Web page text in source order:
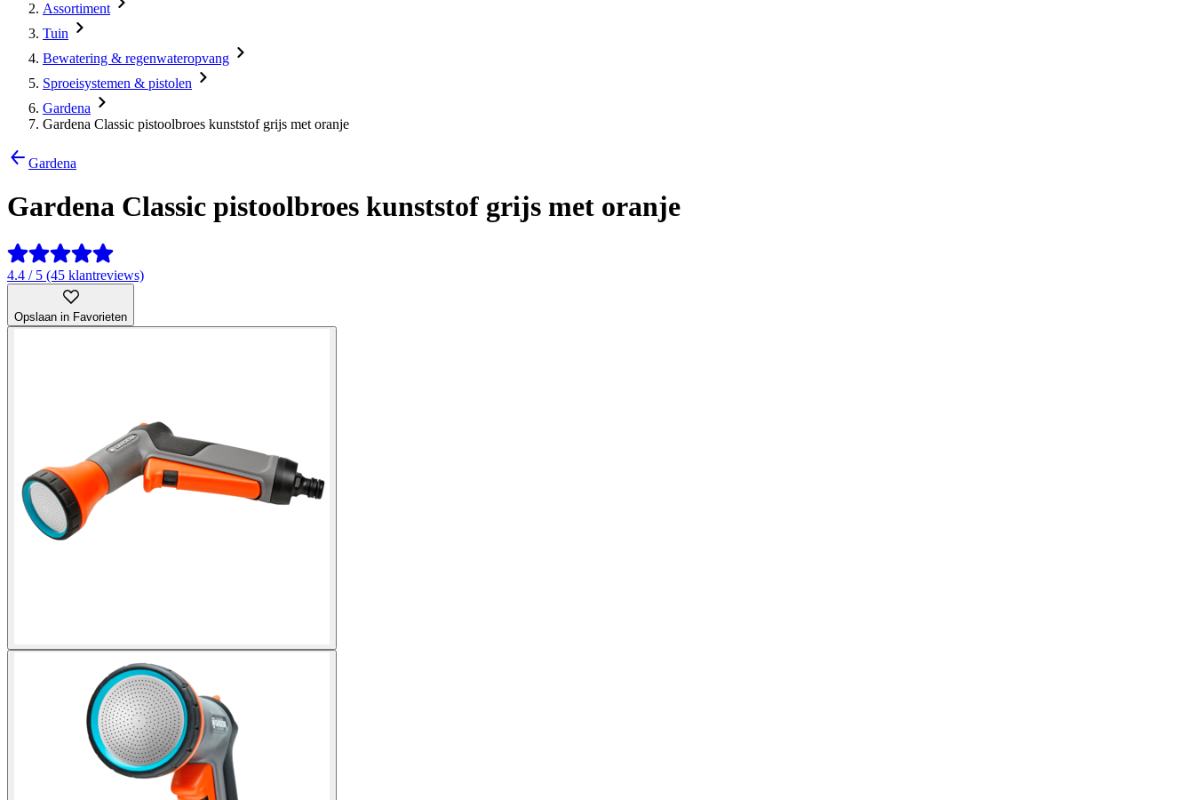
Assortiment
Tuin
Bewatering & regenwateropvang
Sproeisystemen & pistolen
Gardena
Gardena Classic pistoolbroes kunststof grijs met oranje
Gardena
Gardena Classic pistoolbroes kunststof grijs met oranje
4.4 / 5 (45 klantreviews)
Opslaan in Favorieten